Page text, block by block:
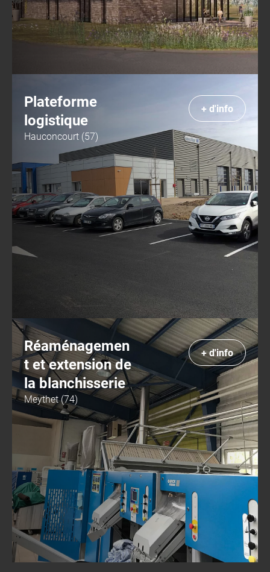
Plateforme
logistique
Hauconcourt (57)
+ d'info
Réaménagemen
t et extension de
la blanchisserie
Meythet (74)
+ d'info